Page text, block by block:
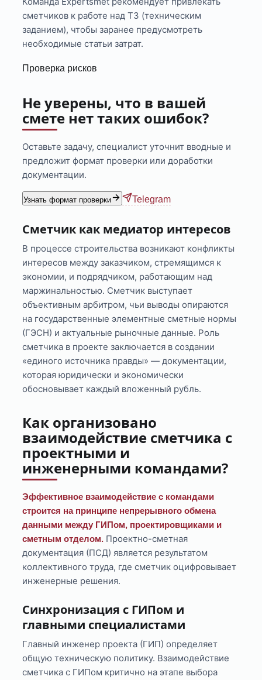
сметчиков к работе над ТЗ (техническим
заданием), чтобы заранее предусмотреть
необходимые статьи затрат.
Проверка рисков
Не уверены, что в вашей
смете нет таких ошибок?
Оставьте задачу, специалист уточнит вводные и
предложит формат проверки или доработки
документации.
Узнать формат проверки Telegram
Сметчик как медиатор интересов
В процессе строительства возникают конфликты
интересов между заказчиком, стремящимся к
экономии, и подрядчиком, работающим над
маржинальностью. Сметчик выступает
объективным арбитром, чьи выводы опираются
на государственные элементные сметные нормы
(ГЭСН) и актуальные рыночные данные. Роль
сметчика в проекте заключается в создании
«единого источника правды» — документации,
которая юридически и экономически
обосновывает каждый вложенный рубль.
Как организовано
взаимодействие сметчика с
проектными и
инженерными командами?
Эффективное взаимодействие с командами
строится на принципе непрерывного обмена
данными между ГИПом, проектировщиками и
сметным отделом. Проектно-сметная
документация (ПСД) является результатом
коллективного труда, где сметчик оцифровывает
инженерные решения.
Синхронизация с ГИПом и
главными специалистами
Главный инженер проекта (ГИП) определяет
общую техническую политику. Взаимодействие
сметчика с ГИПом критично на этапе выбора